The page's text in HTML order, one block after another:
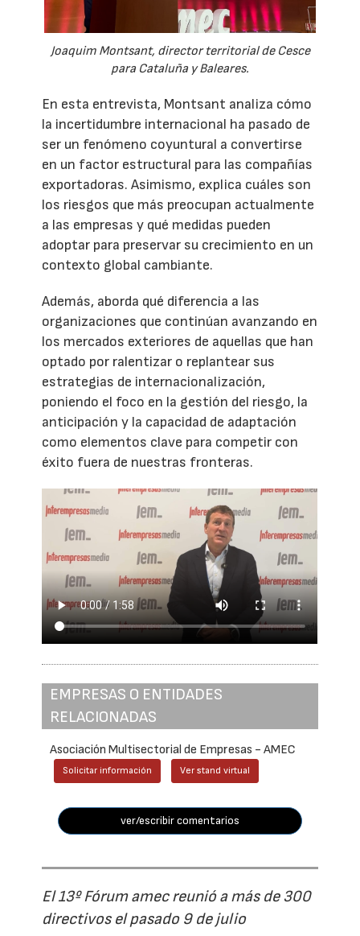
Joaquim Montsant, director territorial de Cesce
para Cataluña y Baleares.
En esta entrevista, Montsant analiza cómo
la incertidumbre internacional ha pasado de
ser un fenómeno coyuntural a convertirse
en un factor estructural para las compañías
exportadoras. Asimismo, explica cuáles son
los riesgos que más preocupan actualmente
a las empresas y qué medidas pueden
adoptar para preservar su crecimiento en un
contexto global cambiante.
Además, aborda qué diferencia a las
organizaciones que continúan avanzando en
los mercados exteriores de aquellas que han
optado por ralentizar o replantear sus
estrategias de internacionalización,
poniendo el foco en la gestión del riesgo, la
anticipación y la capacidad de adaptación
como elementos clave para competir con
éxito fuera de nuestras fronteras.
EMPRESAS O ENTIDADES
RELACIONADAS
Asociación Multisectorial de Empresas - AMEC
Solicitar información Ver stand virtual
ver/escribir comentarios
El 13º Fórum amec reunió a más de 300
directivos el pasado 9 de julio